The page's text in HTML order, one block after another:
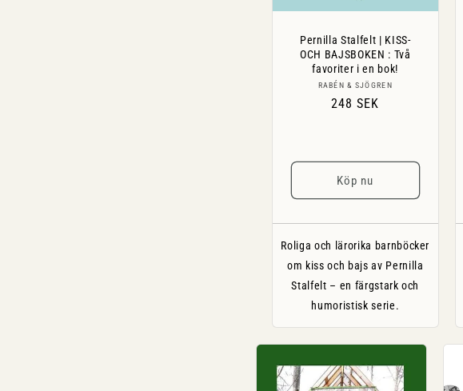
Pernilla Stalfelt | KISS-
OCH BAJSBOKEN : Två
favoriter i en bok!
Säljare:
RABÉN & SJÖGREN
Ordinarie
248 SEK
Köp nu
Roliga och lärorika barnböcker
om kiss och bajs av Pernilla
Stalfelt – en färgstark och
humoristisk serie.